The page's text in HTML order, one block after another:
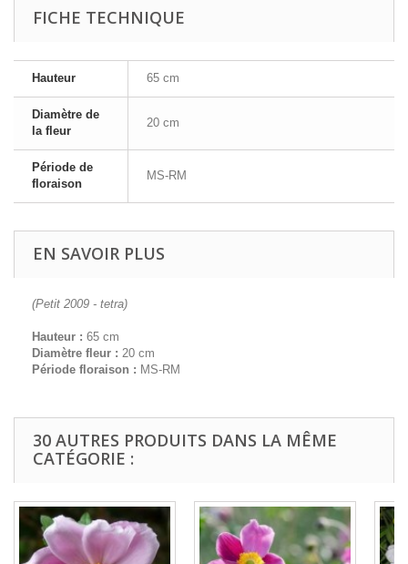
FICHE TECHNIQUE
Hauteur 65 cm
Diamètre de
la fleur
20 cm
Période de
floraison
MS-RM
EN SAVOIR PLUS
(Petit 2009 - tetra)
Hauteur : 65 cm
Diamètre fleur : 20 cm
Période floraison : MS-RM
30 AUTRES PRODUITS DANS LA MÊME
CATÉGORIE :